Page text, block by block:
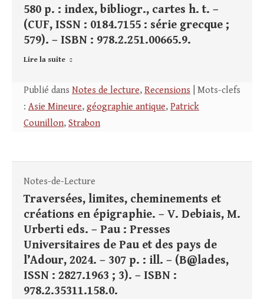
580 p. : index, bibliogr., cartes h. t. –
(CUF, ISSN : 0184.7155 : série grecque ;
579). – ISBN : 978.2.251.00665.9.
Lire la suite
Publié dans Notes de lecture, Recensions | Mots-clefs
: Asie Mineure, géographie antique, Patrick
Counillon, Strabon
Notes-de-Lecture
Traversées, limites, cheminements et
créations en épigraphie. – V. Debiais, M.
Urberti eds. – Pau : Presses
Universitaires de Pau et des pays de
l’Adour, 2024. – 307 p. : ill. – (B@lades,
ISSN : 2827.1963 ; 3). – ISBN :
978.2.35311.158.0.